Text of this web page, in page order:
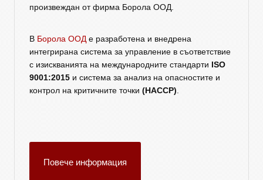
произвеждан от фирма Борола ООД.
В Борола ООДе разработена и внедрена
интегрирана система за управление в съответствие
с изискванията на международните стандарти ISO
9001:2015 и система за анализ на опасностите и
контрол на критичните точки (HACCP).
Повече информация